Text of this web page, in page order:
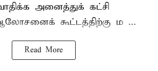
அனைத்துக் கட்சி
கூட்டத்திற்கு ம ...
Read More